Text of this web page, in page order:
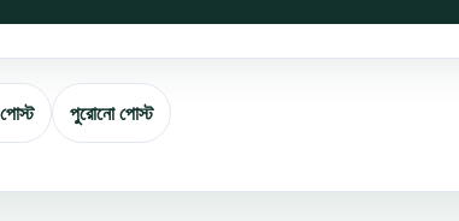
পুরোনো পোস্ট